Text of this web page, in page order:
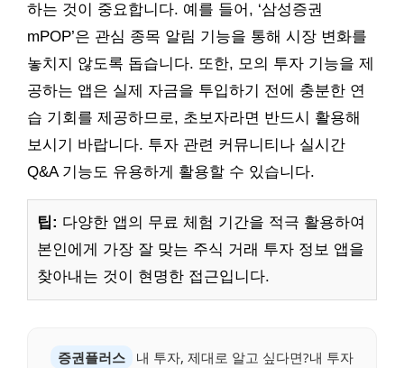
하는 것이 중요합니다. 예를 들어, ‘삼성증권
mPOP’은 관심 종목 알림 기능을 통해 시장 변화를
놓치지 않도록 돕습니다. 또한, 모의 투자 기능을 제
공하는 앱은 실제 자금을 투입하기 전에 충분한 연
습 기회를 제공하므로, 초보자라면 반드시 활용해
보시기 바랍니다. 투자 관련 커뮤니티나 실시간
Q&A 기능도 유용하게 활용할 수 있습니다.
팁: 다양한 앱의 무료 체험 기간을 적극 활용하여
본인에게 가장 잘 맞는 주식 거래 투자 정보 앱을
찾아내는 것이 현명한 접근입니다.
증권플러스 내 투자, 제대로 알고 싶다면?내 투자